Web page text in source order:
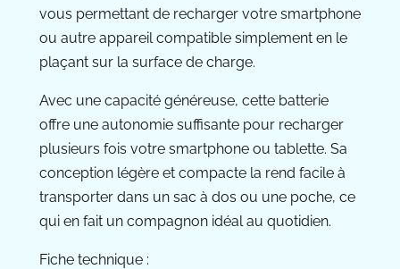
vous permettant de recharger votre smartphone
ou autre appareil compatible simplement en le
plaçant sur la surface de charge.
Avec une capacité généreuse, cette batterie
offre une autonomie suffisante pour recharger
plusieurs fois votre smartphone ou tablette. Sa
conception légère et compacte la rend facile à
transporter dans un sac à dos ou une poche, ce
qui en fait un compagnon idéal au quotidien.
Fiche technique :